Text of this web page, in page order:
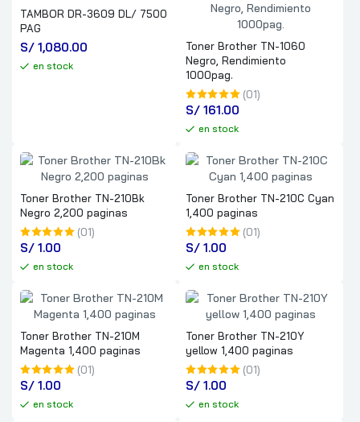
TAMBOR DR-3609 DL/ 7500
PAG
S/ 1,080.00
en stock
Toner Brother TN-1060
Negro, Rendimiento
1000pag.
(01)
S/ 161.00
en stock
Toner Brother TN-210Bk
Negro 2,200 paginas
(01)
S/ 1.00
en stock
Toner Brother TN-210C Cyan
1,400 paginas
(01)
S/ 1.00
en stock
Toner Brother TN-210M
Magenta 1,400 paginas
(01)
S/ 1.00
en stock
Toner Brother TN-210Y
yellow 1,400 paginas
(01)
S/ 1.00
en stock